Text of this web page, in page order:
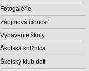
Fotogalérie
Záujmová činnosť
Vybavenie školy
Školská knižnica
Školský klub detí